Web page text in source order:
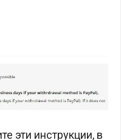
эти инструкции, в